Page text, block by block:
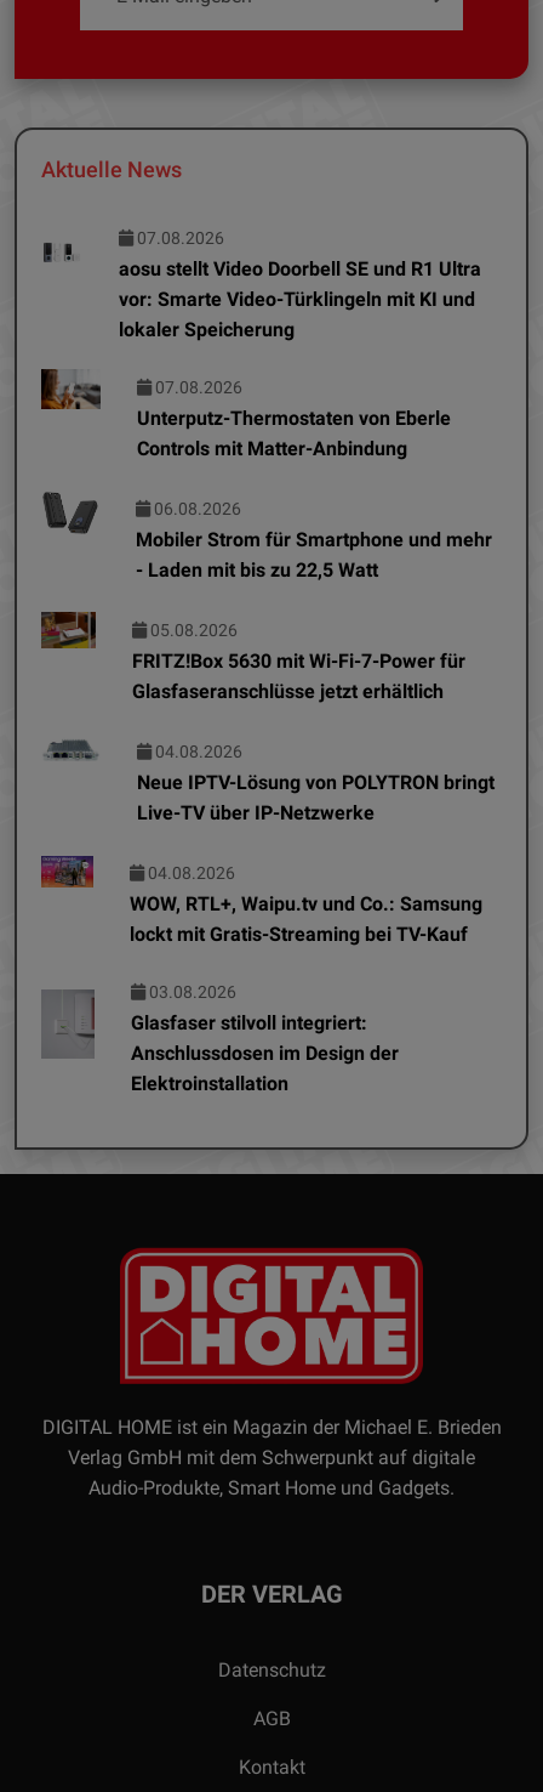
Aktuelle News
07.08.2026
aosu stellt Video Doorbell SE und R1 Ultra
vor: Smarte Video-Türklingeln mit KI und
lokaler Speicherung
07.08.2026
Unterputz-Thermostaten von Eberle
Controls mit Matter-Anbindung
06.08.2026
Mobiler Strom für Smartphone und mehr
- Laden mit bis zu 22,5 Watt
05.08.2026
FRITZ!Box 5630 mit Wi-Fi-7-Power für
Glasfaseranschlüsse jetzt erhältlich
04.08.2026
Neue IPTV-Lösung von POLYTRON bringt
Live-TV über IP-Netzwerke
04.08.2026
WOW, RTL+, Waipu.tv und Co.: Samsung
lockt mit Gratis-Streaming bei TV-Kauf
03.08.2026
Glasfaser stilvoll integriert:
Anschlussdosen im Design der
Elektroinstallation
DIGITAL HOME ist ein Magazin der Michael E. Brieden
Verlag GmbH mit dem Schwerpunkt auf digitale
Audio-Produkte, Smart Home und Gadgets.
DER VERLAG
Datenschutz
AGB
Kontakt